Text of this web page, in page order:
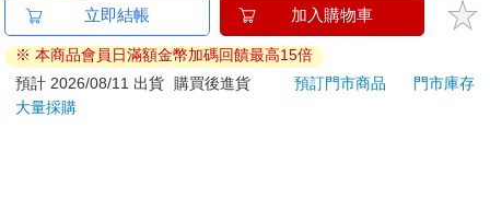
金石堂及銀行均不會請您操作ATM! 如接獲電話要求您前往
ATM提款機，請不要聽從指示，以免受騙上當！
退換貨須知：
**提醒您，鑑賞期不等於試用期，退回商品須為全新狀態**